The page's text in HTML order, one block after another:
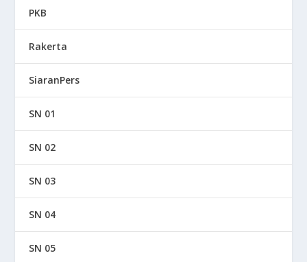
PKB
Rakerta
SiaranPers
SN 01
SN 02
SN 03
SN 04
SN 05